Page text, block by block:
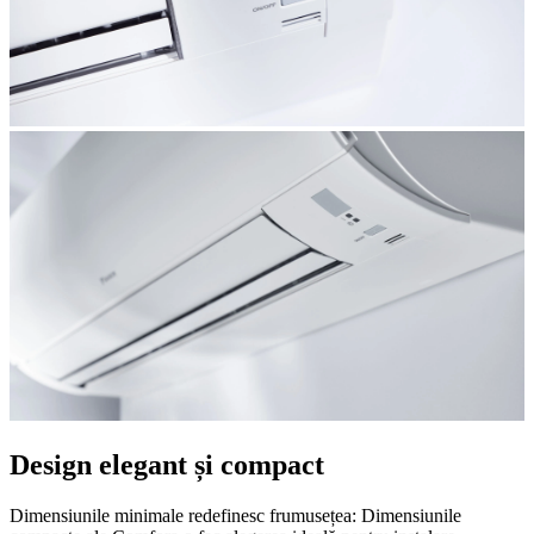
Design elegant și compact
Dimensiunile minimale redefinesc frumusețea: Dimensiunile